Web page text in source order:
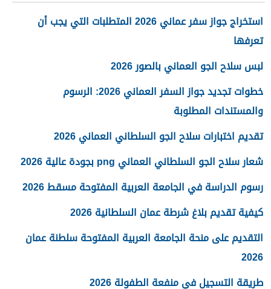
استخراج جواز سفر عماني 2026 المتطلبات التي يجب أن
تعرفها
لبس سلاح الجو العماني بالصور 2026
خطوات تجديد جواز السفر العماني 2026: الرسوم
والمستندات المطلوبة
تقديم اختبارات سلاح الجو السلطاني العماني 2026
شعار سلاح الجو السلطاني العماني png بجودة عالية 2026
رسوم الدراسة في الجامعة العربية المفتوحة مسقط 2026
كيفية تقديم بلاغ شرطة عمان السلطانية 2026
التقديم على منحة الجامعة العربية المفتوحة سلطنة عمان
2026
طريقة التسجيل في منفعة الطفولة 2026